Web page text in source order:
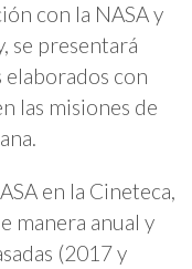
con la NASA y
se presentará
con
las misiones de
en la Cineteca,
manera anual y
(2017 y